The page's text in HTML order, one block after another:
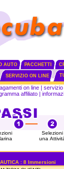
AUTO PACCHETTI
SERVIZIO ON LINE
on line | servizio
affiliato|
Selezioni
una
: 8 Immersioni